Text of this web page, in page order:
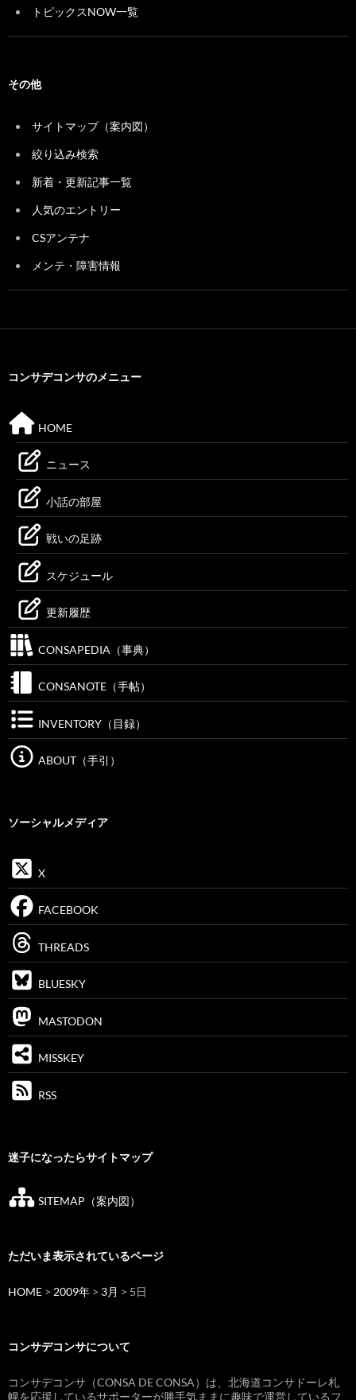
トピックスNOW一覧
その他
サイトマップ（案内図）
絞り込み検索
新着・更新記事一覧
人気のエントリー
CSアンテナ
メンテ・障害情報
コンサデコンサのメニュー
HOME
ニュース
小話の部屋
戦いの足跡
スケジュール
更新履歴
CONSAPEDIA（事典）
CONSANOTE（手帖）
INVENTORY（目録）
ABOUT（手引）
ソーシャルメディア
X
FACEBOOK
THREADS
BLUESKY
MASTODON
MISSKEY
RSS
迷子になったらサイトマップ
SITEMAP（案内図）
ただいま表示されているページ
HOME > 2009年 > 3月 > 5日
コンサデコンサについて
コンサデコンサ（CONSA DE CONSA）は、北海道コンサドーレ札
幌を応援しているサポーターが勝手気ままに趣味で運営しているフ